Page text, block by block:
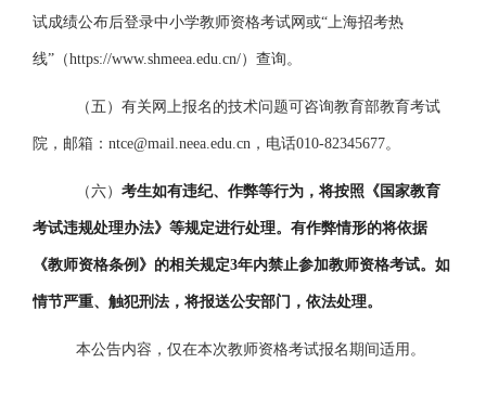
试成绩公布后登录中小学教师资格考试网或“上海招考热
线”（https://www.shmeea.edu.cn/）查询。
（五） 有关网上报名的技术问题可咨询教育部教育考试
院，邮箱： ntce@mail.neea.edu.cn，电话010-82345677。
（六） 考生如有违纪、作弊等行为，将按照《国家教育
考试违规处理办法》等规定进行处理。有作弊情形的将依据
《教师资格条例》的相关规定3年内禁止参加教师资格考试。如
情节严重、触犯刑法，将报送公安部门，依法处理。
本公告内容，仅在本次教师资格考试报名期间适用。